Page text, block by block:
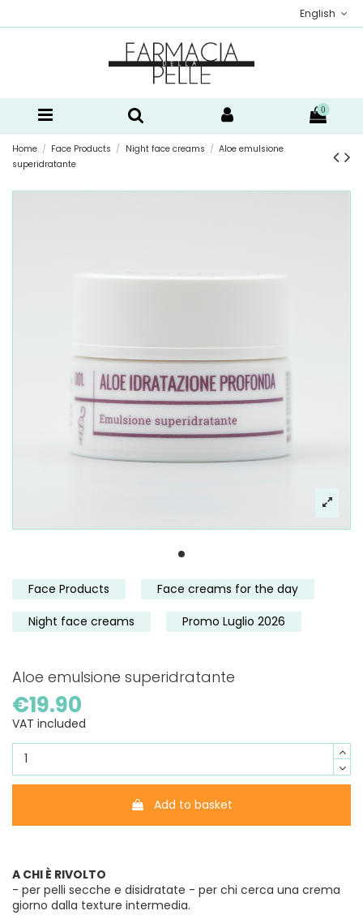
English
0
Home Face Products Night face creams
Aloe emulsione
superidratante
Face Products
Face creams for the day
Night face creams
Promo Luglio 2026
Aloe emulsione superidratante
€19.90
VAT included
Add to basket
A CHI È RIVOLTO
- per pelli secche e disidratate - per chi cerca una crema
giorno dalla texture intermedia.